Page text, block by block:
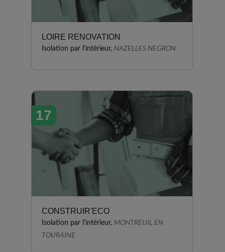
LOIRE RENOVATION
Isolation par l'intérieur, NAZELLES NEGRON
17
CONSTRUIR'ECO
Isolation par l'intérieur, MONTREUIL EN
TOURAINE